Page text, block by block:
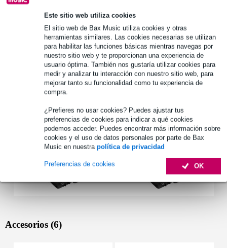
Este sitio web utiliza cookies
El sitio web de Bax Music utiliza cookies y otras
herramientas similares. Las cookies necesarias se utilizan
para habilitar las funciones básicas mientras navegas por
nuestro sitio web y te proporcionan una experiencia de
usuario óptima. También nos gustaría utilizar cookies para
medir y analizar tu interacción con nuestro sitio web, para
mejorar tanto su funcionalidad como tu experiencia de
compra.
¿Prefieres no usar cookies? Puedes ajustar tus
preferencias de cookies para indicar a qué cookies
podemos acceder. Puedes encontrar más información sobre
cookies y el uso de datos personales por parte de Bax
Music en nuestra política de privacidad
OK
Preferencias de cookies
tipo de protección: maletín (rígido), sin espuma
color: negro
Certificación IP: IP67
Especificaciones completas
Véase también (2)
Accesorios (6)